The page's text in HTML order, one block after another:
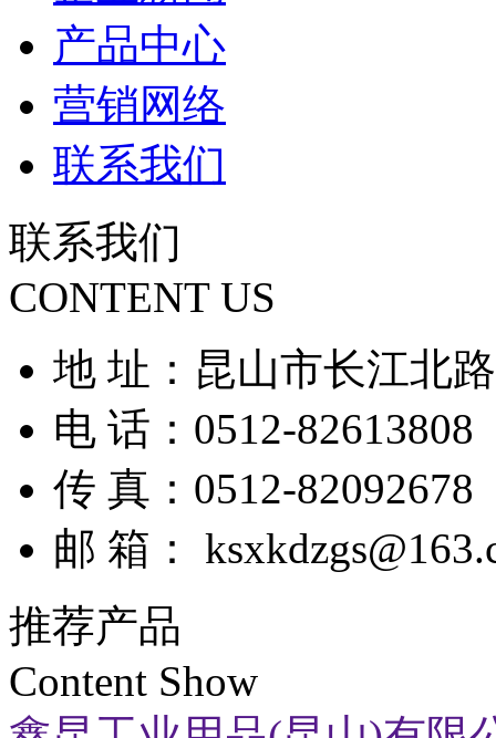
产品中心
营销网络
联系我们
联系我们
CONTENT US
地 址：昆山市长江北
电 话：0512-82613808
传 真：0512-82092678
邮 箱：
推荐产品
Content Show